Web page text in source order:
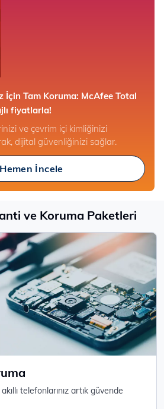
İçin Tam Koruma: McAfee Total
fiyatlarla!
ve çevrim içi kimliğinizi
dijital güvenliğinizi sağlar.
Hemen İncele
ve Koruma Paketleri
telefonlarınız artık güvende